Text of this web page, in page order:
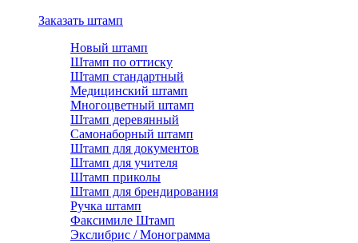
Заказать штамп
Новый штамп
Штамп по оттиску
Штамп стандартный
Медицинский штамп
Многоцветный штамп
Штамп деревянный
Самонаборный штамп
Штамп для документов
Штамп для учителя
Штамп приколы
Штамп для брендирования
Ручка штамп
Факсимиле Штамп
Экслибрис / Монограмма